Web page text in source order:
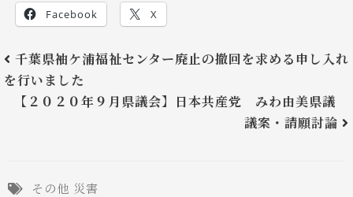
Facebook X
千葉県袖ケ浦福祉センター廃止の撤回を求める申し入れ
を行いました
【２０２０年９月県議会】日本共産党 みわ由美県議
議案・請願討論
その他 災害